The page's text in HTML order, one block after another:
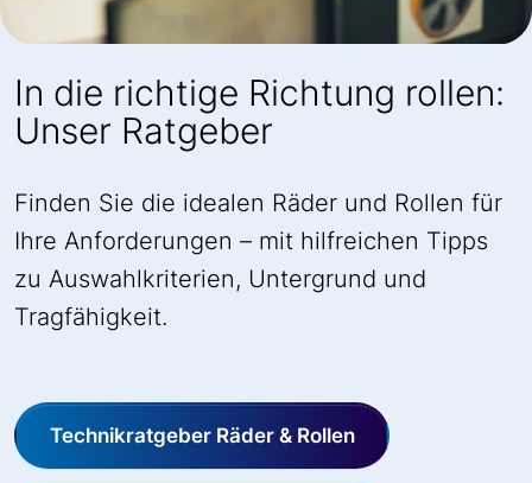
In die richtige Richtung rollen:
Unser Ratgeber
Finden Sie die idealen Räder und Rollen für
Ihre Anforderungen – mit hilfreichen Tipps
zu Auswahlkriterien, Untergrund und
Tragfähigkeit.
Technikratgeber Räder & Rollen